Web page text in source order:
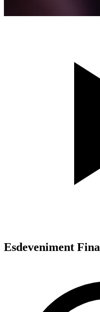
Esdeveniment